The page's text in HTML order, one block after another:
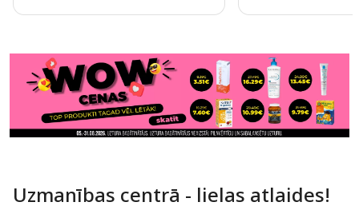
Uzmanības centrā - lielas atlaides!